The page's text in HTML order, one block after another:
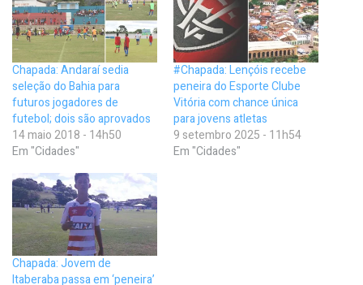
Chapada: Andaraí sedia
seleção do Bahia para
futuros jogadores de
futebol; dois são aprovados
14 maio 2018 - 14h50
Em "Cidades"
#Chapada: Lençóis recebe
peneira do Esporte Clube
Vitória com chance única
para jovens atletas
9 setembro 2025 - 11h54
Em "Cidades"
Chapada: Jovem de
Itaberaba passa em ‘peneira’